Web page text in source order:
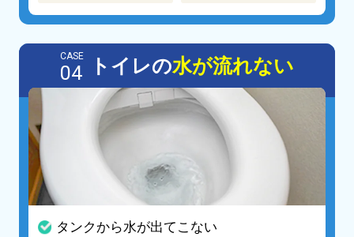
CASE
04 トイレの水が流れない
タンクから水が出てこない